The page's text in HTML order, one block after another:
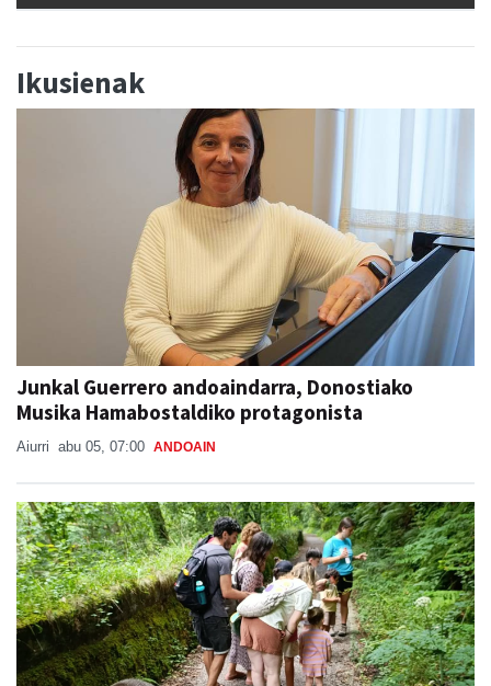
Ikusienak
Junkal Guerrero andoaindarra, Donostiako
Musika Hamabostaldiko protagonista
Aiurri abu 05, 07:00 ANDOAIN